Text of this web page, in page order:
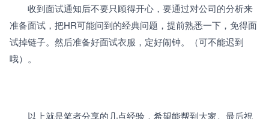
收到面试通知后不要只顾得开心，要通过对公司的分析来
准备面试，把HR可能问到的经典问题，提前熟悉一下，免得面
试掉链子。然后准备好面试衣服，定好闹钟。（可不能迟到
哦）。
以上就是笔者分享的几点经验，希望能帮到大家。最后祝